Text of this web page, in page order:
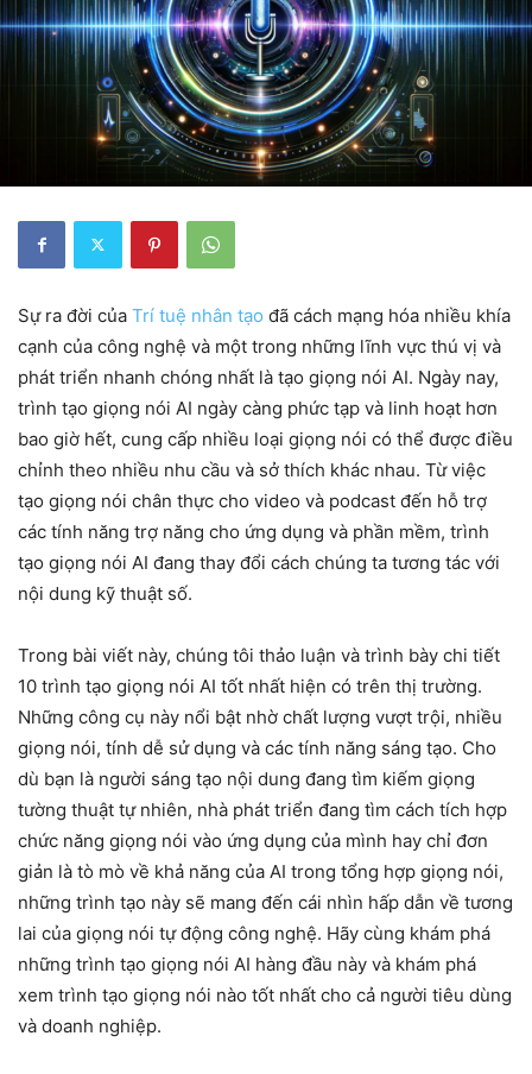
Sự ra đời của Trí tuệ nhân tạo đã cách mạng hóa nhiều khía
cạnh của công nghệ và một trong những lĩnh vực thú vị và
phát triển nhanh chóng nhất là tạo giọng nói AI. Ngày nay,
trình tạo giọng nói AI ngày càng phức tạp và linh hoạt hơn
bao giờ hết, cung cấp nhiều loại giọng nói có thể được điều
chỉnh theo nhiều nhu cầu và sở thích khác nhau. Từ việc
tạo giọng nói chân thực cho video và podcast đến hỗ trợ
các tính năng trợ năng cho ứng dụng và phần mềm, trình
tạo giọng nói AI đang thay đổi cách chúng ta tương tác với
nội dung kỹ thuật số.
Trong bài viết này, chúng tôi thảo luận và trình bày chi tiết
10 trình tạo giọng nói AI tốt nhất hiện có trên thị trường.
Những công cụ này nổi bật nhờ chất lượng vượt trội, nhiều
giọng nói, tính dễ sử dụng và các tính năng sáng tạo. Cho
dù bạn là người sáng tạo nội dung đang tìm kiếm giọng
tường thuật tự nhiên, nhà phát triển đang tìm cách tích hợp
chức năng giọng nói vào ứng dụng của mình hay chỉ đơn
giản là tò mò về khả năng của AI trong tổng hợp giọng nói,
những trình tạo này sẽ mang đến cái nhìn hấp dẫn về tương
lai của giọng nói tự động công nghệ. Hãy cùng khám phá
những trình tạo giọng nói AI hàng đầu này và khám phá
xem trình tạo giọng nói nào tốt nhất cho cả người tiêu dùng
và doanh nghiệp.